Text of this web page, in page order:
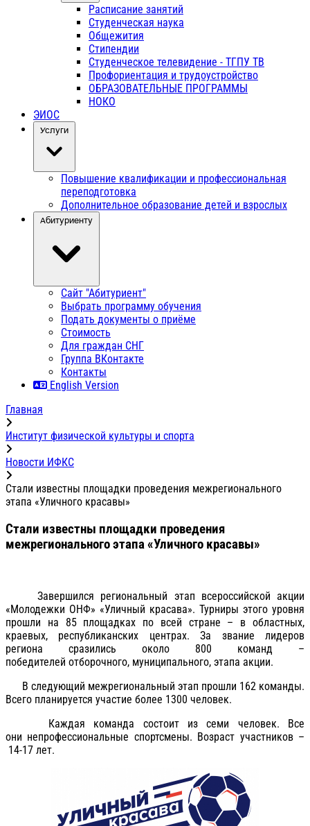
Расписание занятий
Студенческая наука
Общежития
Стипендии
Студенческое телевидение - ТГПУ ТВ
Профориентация и трудоустройство
ОБРАЗОВАТЕЛЬНЫЕ ПРОГРАММЫ
НОКО
ЭИОС
Услуги
Повышение квалификации и профессиональная
переподготовка
Дополнительное образование детей и взрослых
Абитуриенту
Сайт "Абитуриент"
Выбрать программу обучения
Подать документы о приёме
Стоимость
Для граждан СНГ
Группа ВКонтакте
Контакты
English Version
Главная
Институт физической культуры и спорта
Новости ИФКС
Стали известны площадки проведения межрегионального
этапа «Уличного красавы»
Стали известны площадки проведения
межрегионального этапа «Уличного красавы»
Завершился региональный этап всероссийской акции
«Молодежки ОНФ» «Уличный красава». Турниры этого уровня
прошли на 85 площадках по всей стране – в областных,
краевых, республиканских центрах. За звание лидеров
региона сразились около 800 команд –
победителей отборочного, муниципального, этапа акции.
В следующий межрегиональный этап прошли 162 команды.
Всего планируется участие более 1300 человек.
Каждая команда состоит из семи человек. Все
они непрофессиональные спортсмены. Возраст участников –
14-17 лет.